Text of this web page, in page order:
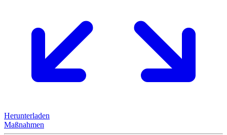
Herunterladen
Maßnahmen